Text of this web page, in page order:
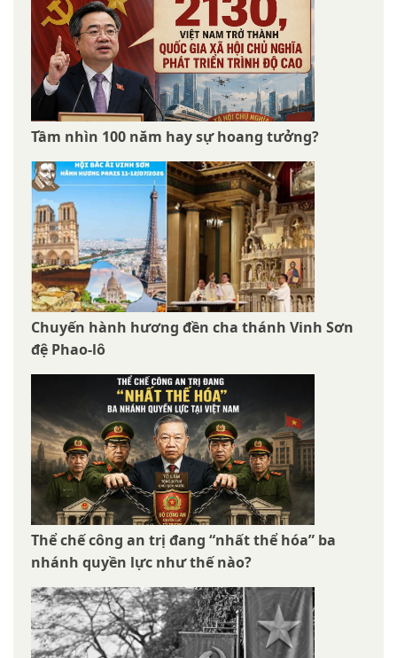
Tầm nhìn 100 năm hay sự hoang tưởng?
Chuyến hành hương đền cha thánh Vinh Sơn
đệ Phao-lô
Thể chế công an trị đang “nhất thể hóa” ba
nhánh quyền lực như thế nào?